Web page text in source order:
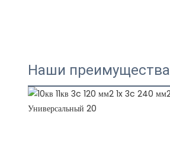
Наши преимущества